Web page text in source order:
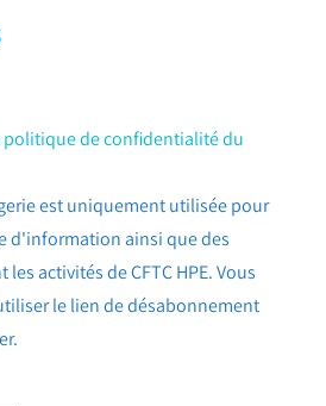
politique de confidentialité du
est uniquement utilisée pour
d'information ainsi que des
activités de CFTC HPE. Vous
le lien de désabonnement